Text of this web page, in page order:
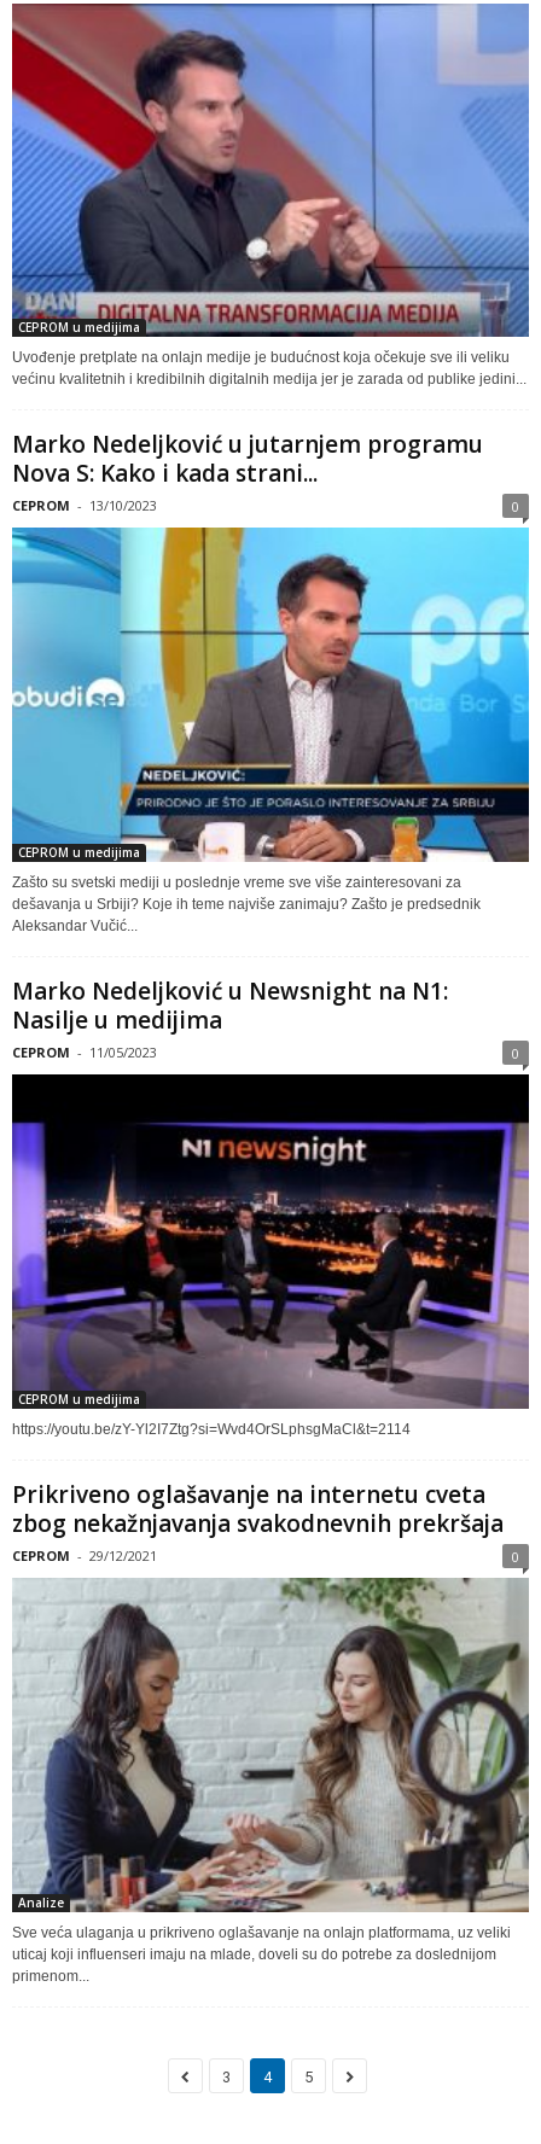
CEPROM u medijima
Uvođenje pretplate na onlajn medije je budućnost koja očekuje sve ili veliku
većinu kvalitetnih i kredibilnih digitalnih medija jer je zarada od publike jedini...
Marko Nedeljković u jutarnjem programu
Nova S: Kako i kada strani...
CEPROM - 13/10/2023 0
CEPROM u medijima
Zašto su svetski mediji u poslednje vreme sve više zainteresovani za
dešavanja u Srbiji? Koje ih teme najviše zanimaju? Zašto je predsednik
Aleksandar Vučić...
Marko Nedeljković u Newsnight na N1:
Nasilje u medijima
CEPROM - 11/05/2023 0
CEPROM u medijima
https://youtu.be/zY-Yl2I7Ztg?si=Wvd4OrSLphsgMaCl&t=2114
Prikriveno oglašavanje na internetu cveta
zbog nekažnjavanja svakodnevnih prekršaja
CEPROM - 29/12/2021 0
Analize
Sve veća ulaganja u prikriveno oglašavanje na onlajn platformama, uz veliki
uticaj koji influenseri imaju na mlade, doveli su do potrebe za doslednijom
primenom...
3 4 5